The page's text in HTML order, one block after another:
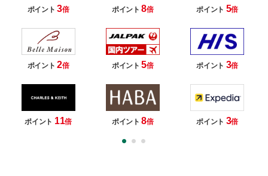
ポイント3倍 ポイント8倍 ポイント 5倍
ポイント2倍 ポイント5倍 ポイント 3倍
ポイント 11倍 ポイント8倍 ポイント 3倍